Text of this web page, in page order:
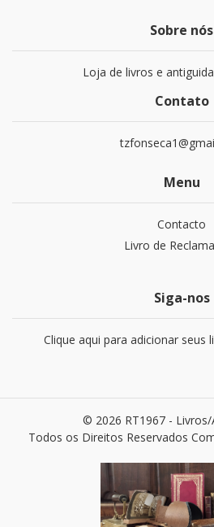
Sobre nós
Loja de livros e
Contato
Menu
Contacto
Livro de
Siga-nos
Clique aqui para adicionar seus
© 2026 RT1967 - Livros/
Todos os Direitos Reservados